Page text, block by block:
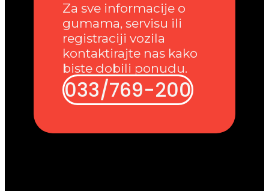
Za sve informacije o
gumama, servisu ili
registraciji vozila
kontaktirajte nas kako
biste dobili ponudu.
033/769-200